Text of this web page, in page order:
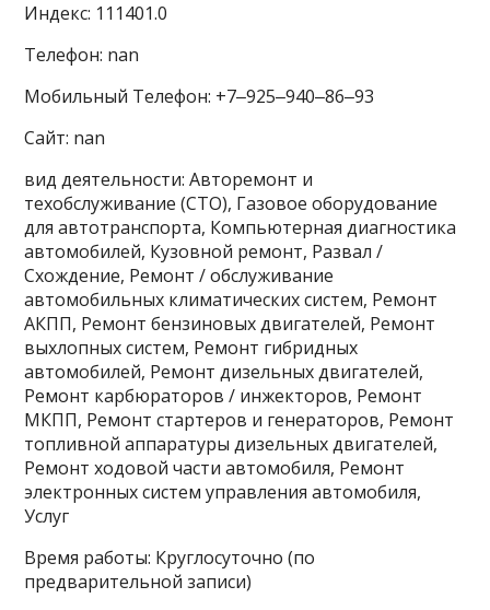
Индекс: 111401.0
Телефон: nan
Мобильный Телефон: +7‒925‒940‒86‒93
Сайт: nan
вид деятельности: Авторемонт и
техобслуживание (СТО), Газовое оборудование
для автотранспорта, Компьютерная диагностика
автомобилей, Кузовной ремонт, Развал /
Схождение, Ремонт / обслуживание
автомобильных климатических систем, Ремонт
АКПП, Ремонт бензиновых двигателей, Ремонт
выхлопных систем, Ремонт гибридных
автомобилей, Ремонт дизельных двигателей,
Ремонт карбюраторов / инжекторов, Ремонт
МКПП, Ремонт стартеров и генераторов, Ремонт
топливной аппаратуры дизельных двигателей,
Ремонт ходовой части автомобиля, Ремонт
электронных систем управления автомобиля,
Услуг
Время работы: Круглосуточно (по
предварительной записи)